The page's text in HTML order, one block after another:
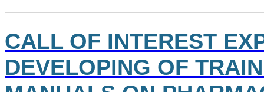
CALL OF INTEREST
DEVELOPING OF